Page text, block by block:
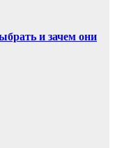
и зачем они